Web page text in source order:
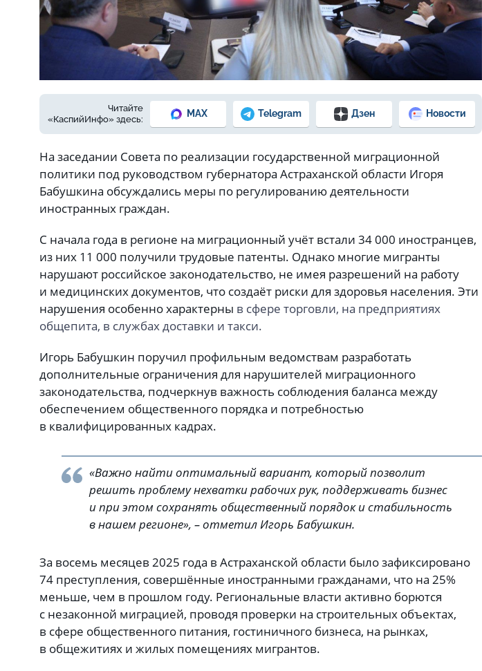
Читайте
«КаспийИнфо» здесь:
MAX Telegram Дзен Новости
На заседании Совета по реализации государственной миграционной
политики под руководством губернатора Астраханской области Игоря
Бабушкина обсуждались меры по регулированию деятельности
иностранных граждан.
С начала года в регионе на миграционный учёт встали 34 000 иностранцев,
из них 11 000 получили трудовые патенты. Однако многие мигранты
нарушают российское законодательство, не имея разрешений на работу
и медицинских документов, что создаёт риски для здоровья населения. Эти
нарушения особенно характерны в сфере торговли, на предприятиях
общепита, в службах доставки и такси.
Игорь Бабушкин поручил профильным ведомствам разработать
дополнительные ограничения для нарушителей миграционного
законодательства, подчеркнув важность соблюдения баланса между
обеспечением общественного порядка и потребностью
в квалифицированных кадрах.
«Важно найти оптимальный вариант, который позволит
решить проблему нехватки рабочих рук, поддерживать бизнес
и при этом сохранять общественный порядок и стабильность
в нашем регионе», – отметил Игорь Бабушкин.
За восемь месяцев 2025 года в Астраханской области было зафиксировано
74 преступления, совершённые иностранными гражданами, что на 25%
меньше, чем в прошлом году. Региональные власти активно борются
с незаконной миграцией, проводя проверки на строительных объектах,
в сфере общественного питания, гостиничного бизнеса, на рынках,
в общежитиях и жилых помещениях мигрантов.